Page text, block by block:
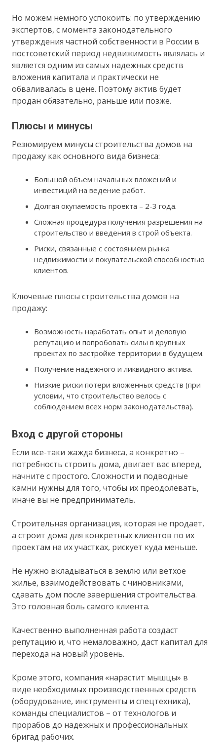
Но можем немного успокоить: по утверждению
экспертов, с момента законодательного
утверждения частной собственности в России в
постсоветский период недвижимость являлась и
является одним из самых надежных средств
вложения капитала и практически не
обваливалась в цене. Поэтому актив будет
продан обязательно, раньше или позже.
Плюсы и минусы
Резюмируем минусы строительства домов на
продажу как основного вида бизнеса:
Большой объем начальных вложений и
инвестиций на ведение работ.
Долгая окупаемость проекта – 2-3 года.
Сложная процедура получения разрешения на
строительство и введения в строй объекта.
Риски, связанные с состоянием рынка
недвижимости и покупательской способностью
клиентов.
Ключевые плюсы строительства домов на
продажу:
Возможность наработать опыт и деловую
репутацию и попробовать силы в крупных
проектах по застройке территории в будущем.
Получение надежного и ликвидного актива.
Низкие риски потери вложенных средств (при
условии, что строительство велось с
соблюдением всех норм законодательства).
Вход с другой стороны
Если все-таки жажда бизнеса, а конкретно –
потребность строить дома, двигает вас вперед,
начните с простого. Сложности и подводные
камни нужны для того, чтобы их преодолевать,
иначе вы не предприниматель.
Строительная организация, которая не продает,
а строит дома для конкретных клиентов по их
проектам на их участках, рискует куда меньше.
Не нужно вкладываться в землю или ветхое
жилье, взаимодействовать с чиновниками,
сдавать дом после завершения строительства.
Это головная боль самого клиента.
Качественно выполненная работа создаст
репутацию и, что немаловажно, даст капитал для
перехода на новый уровень.
Кроме этого, компания «нарастит мышцы» в
виде необходимых производственных средств
(оборудование, инструменты и спецтехника),
команды специалистов – от технологов и
прорабов до надежных и профессиональных
бригад рабочих.